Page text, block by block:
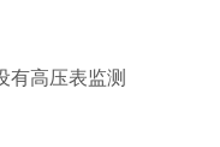
有高压表监测